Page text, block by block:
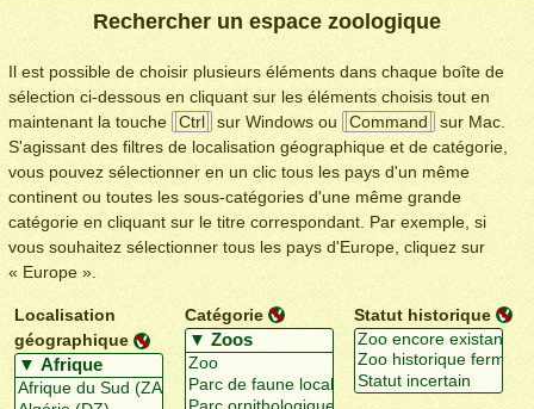
Rechercher un espace zoologique
Il est possible de choisir plusieurs éléments dans chaque boîte de
sélection ci-dessous en cliquant sur les éléments choisis tout en
maintenant la touche
Ctrl sur Windows ou Command
sur Mac.
S'agissant des filtres de localisation géographique et de catégorie,
vous pouvez sélectionner en un clic tous les pays d'un même
continent ou toutes les sous-catégories d'une même grande
catégorie en cliquant sur le titre correspondant. Par exemple, si
vous souhaitez sélectionner tous les pays d'Europe, cliquez sur
« Europe ».
Localisation
géographique
Catégorie Statut historique